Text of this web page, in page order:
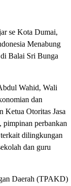
se Kota Dumai,
Menabung
Balai Sri Bunga
Wahid, Wali
dan
Ketua Otoritas Jasa
perbankan
dilingkungan
dan guru
Daerah (TPAKD)